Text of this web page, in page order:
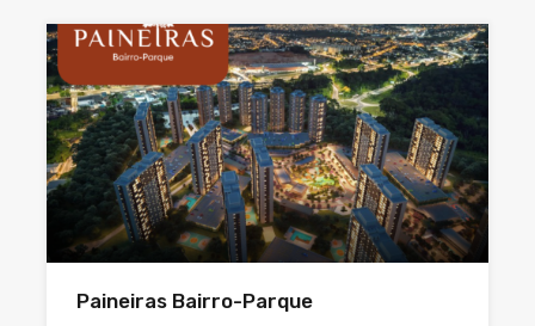
Paineiras Bairro-Parque